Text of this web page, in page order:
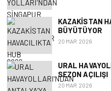
KAZAKISTAN
BÜYÜTÜYOR
20 MAR 2026
URAL
SEZON AÇILIŞI
20 MAR 2026